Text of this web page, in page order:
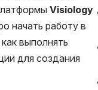
начать работу в
выполнять
для создания